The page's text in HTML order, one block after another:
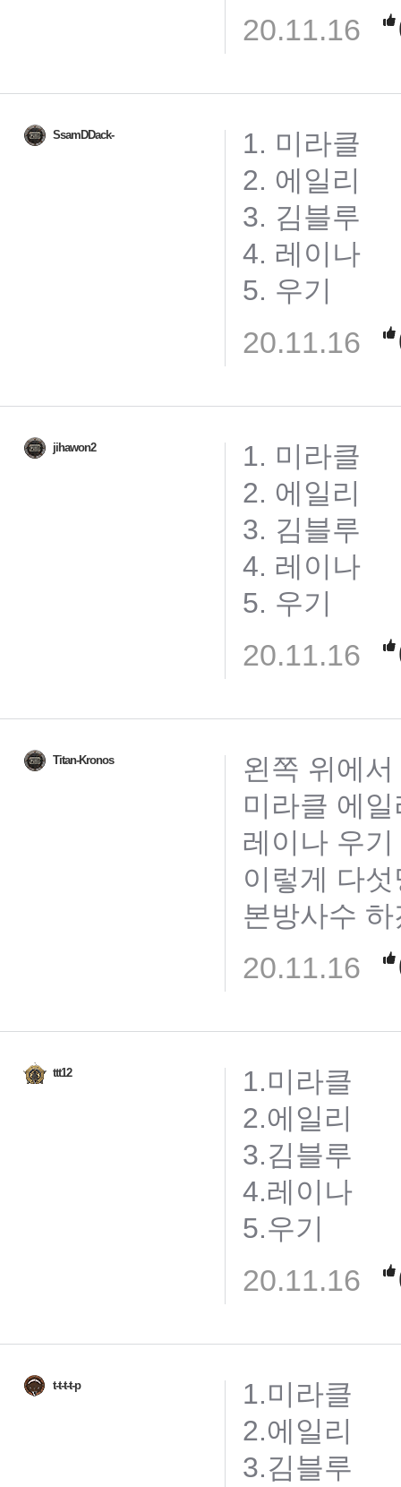
20.11.16
SsamDDack-
1. 미라클
2. 에일리
3. 김블루
4. 레이나
5. 우기
20.11.16
jihawon2
1. 미라클
2. 에일리
3. 김블루
4. 레이나
5. 우기
20.11.16
Titan-Kronos
왼쪽 위에
미라클 에
레이나 우기
이렇게 다
본방사수
20.11.16
ttt12
1.미라클
2.에일리
3.김블루
4.레이나
5.우기
20.11.16
t-t-t-t-p
1.미라클
2.에일리
3.김블루